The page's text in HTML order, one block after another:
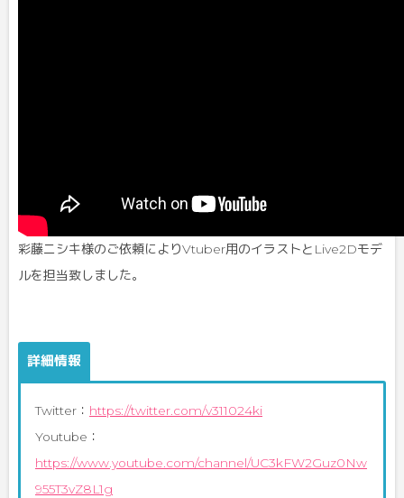
彩藤ニシキ様のご依頼によりVtuber用のイラストとLive2Dモデ
ルを担当致しました。
詳細情報
Twitter： https://twitter.com/v311024ki
Youtube：
https://www.youtube.com/channel/UC3kFW2Guz0Nw
955T3vZ8L1g